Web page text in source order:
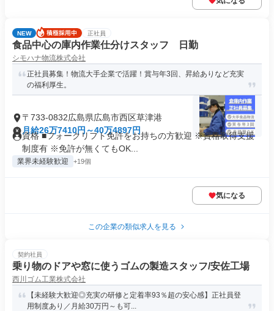
NEW 正社員
食品中心の庫内作業仕分けスタッフ 日勤
シモハナ物流株式会社
正社員募集！物流大手企業で活躍！賞与年3回、昇給ありなど充実
の福利厚生。
〒733-0832広島県広島市西区草津港
月給26万7410円～40万4897円
資格 ■フォークリフト免許をお持ちの方歓迎 ※資格取得支援
制度有 ※免許が無くてもOK...
業界未経験歓迎 +19個
気になる
この企業の類似求人を見る
契約社員
乗り物のドアや窓に使うゴムの製造スタッフ/安佐工場
西川ゴム工業株式会社
【未経験大歓迎◎充実の研修と定着率93％超の安心感】正社員登
用制度あり／月給30万円～も可...